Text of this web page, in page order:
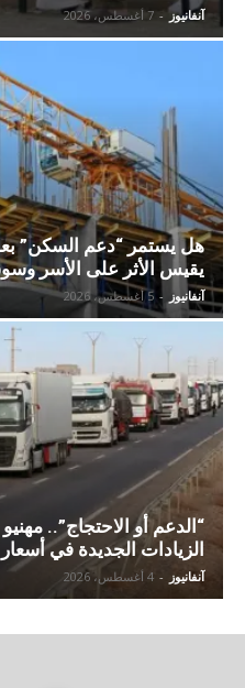
آنفانيوز - 7 أغسطس، 2026
يقيس الأثر على الأسر
آنفانيوز - 5 أغسطس، 2026
“الدعم أو الاحتجاج”..
الزيادات الجديدة في
آنفانيوز - 4 أغسطس، 2026